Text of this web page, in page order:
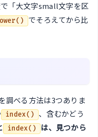
「大文字small文字を区
でそろえてから比
調べる方法は3つありま
index()
、含むかどう
index()
は、見つから